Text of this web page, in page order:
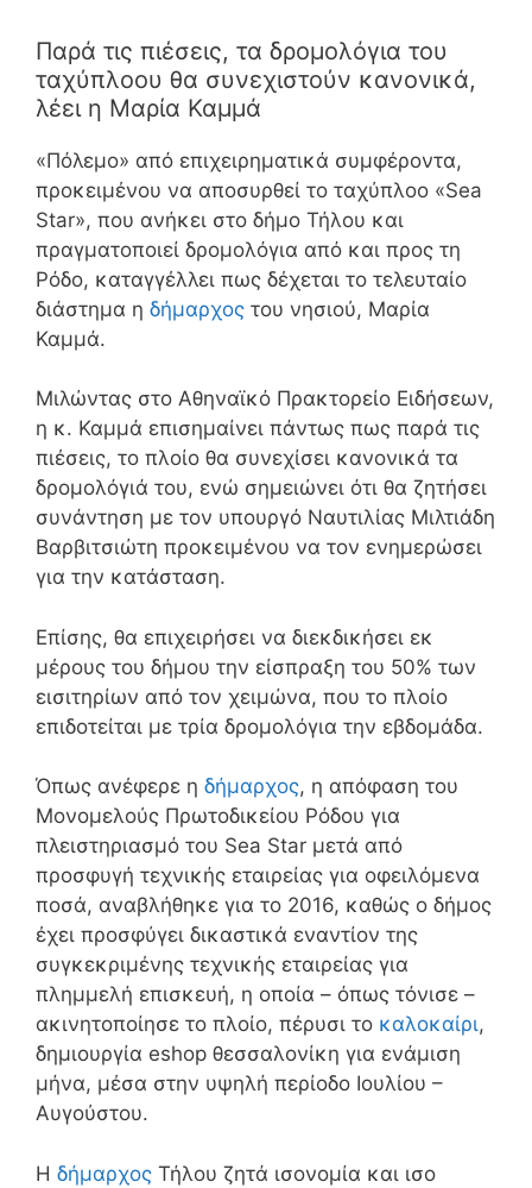
Παρά τις πιέσεις, τα δρομολόγια του
ταχύπλοου θα συνεχιστούν κανονικά,
λέει η Μαρία Καμμά
«Πόλεμο» από επιχειρηματικά συμφέροντα,
προκειμένου να αποσυρθεί το ταχύπλοο «Sea
Star», που ανήκει στο δήμο Τήλου και
πραγματοποιεί δρομολόγια από και προς τη
Ρόδο, καταγγέλλει πως δέχεται το τελευταίο
διάστημα η δήμαρχος του νησιού, Μαρία
Καμμά.
Μιλώντας στο Αθηναϊκό Πρακτορείο Ειδήσεων,
η κ. Καμμά επισημαίνει πάντως πως παρά τις
πιέσεις, το πλοίο θα συνεχίσει κανονικά τα
δρομολόγιά του, ενώ σημειώνει ότι θα ζητήσει
συνάντηση με τον υπουργό Ναυτιλίας Μιλτιάδη
Βαρβιτσιώτη προκειμένου να τον ενημερώσει
για την κατάσταση.
Επίσης, θα επιχειρήσει να διεκδικήσει εκ
μέρους του δήμου την είσπραξη του 50% των
εισιτηρίων από τον χειμώνα, που το πλοίο
επιδοτείται με τρία δρομολόγια την εβδομάδα.
Όπως ανέφερε η δήμαρχος, η απόφαση του
Μονομελούς Πρωτοδικείου Ρόδου για
πλειστηριασμό του Sea Star μετά από
προσφυγή τεχνικής εταιρείας για οφειλόμενα
ποσά, αναβλήθηκε για το 2016, καθώς ο δήμος
έχει προσφύγει δικαστικά εναντίον της
συγκεκριμένης τεχνικής εταιρείας για
πλημμελή επισκευή, η οποία – όπως τόνισε –
ακινητοποίησε το πλοίο, πέρυσι το καλοκαίρι,
δημιουργία eshop θεσσαλονίκη για ενάμιση
μήνα, μέσα στην υψηλή περίοδο Ιουλίου –
Αυγούστου.
Η δήμαρχος Τήλου ζητά ισονομία και ισο